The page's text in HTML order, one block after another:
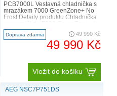
PCB7000L Vestavná chladnička s
mrazákem 7000 GreenZone+ No
Frost Detaily produktu Chladnička
vybavena speciální..
Doprava zdarma 49 990 Kč
49 990 Kč
Vložit do košíku
AEG NSC7P751DS